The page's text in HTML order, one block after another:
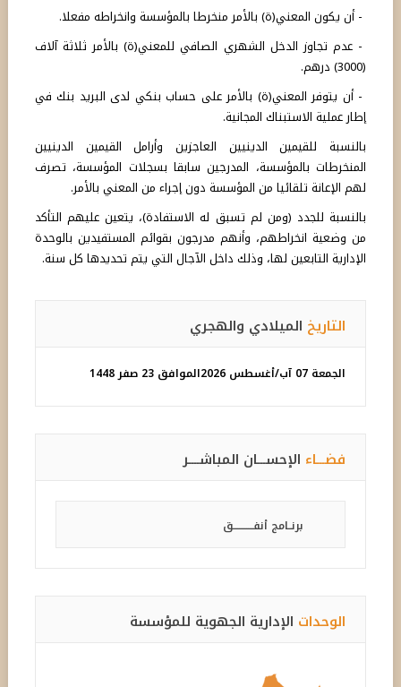
- أن يكون المعني(ة) بالأمر منخرطا بالمؤسسة وانخراطه مفعلا.
- عدم تجاوز الدخل الشهري الصافي للمعني(ة) بالأمر ثلاثة آلاف
(3000) درهم.
- أن يتوفر المعني(ة) بالأمر على حساب بنكي لدى البريد بنك في
إطار عملية الاستبناك المجانية.
بالنسبة للقيمين الدينيين العاجزين وأرامل القيمين الدينيين
المنخرطات بالمؤسسة، المدرجين سابقا بسجلات المؤسسة، تصرف
لهم الإعانة تلقائيا من المؤسسة دون إجراء من المعني بالأمر.
بالنسبة للجدد (ومن لم تسبق له الاستفادة)، يتعين عليهم التأكد
من وضعية انخراطهم، وأنهم مدرجون بقوائم المستفيدين بالوحدة
الإدارية التابعين لها، وذلك داخل الآجال التي يتم تحديدها كل سنة.
التاريخ الميلادي والهجري
الجمعة 07 آب/أغسطس 2026 الموافق 23 صفر 1448
فضـــاء الإحســـان المباشــــر
برنــامج أنفـــــــــــق
الوحدات الإدارية الجهوية للمؤسسة